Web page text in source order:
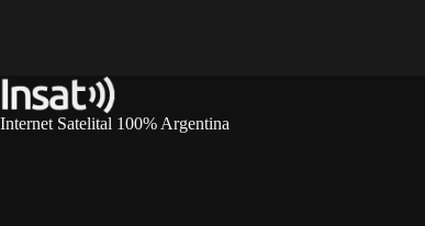
Internet Satelital 100% Argentina